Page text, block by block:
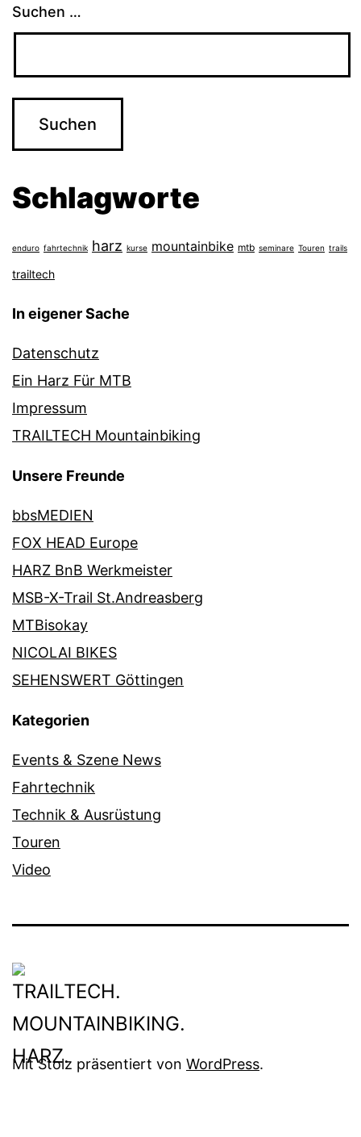
Suchen …
Schlagworte
enduro fahrtechnik harz kurse mountainbike mtb seminare Touren trails
trailtech
In eigener Sache
Datenschutz
Ein Harz Für MTB
Impressum
TRAILTECH Mountainbiking
Unsere Freunde
bbsMEDIEN
FOX HEAD Europe
HARZ BnB Werkmeister
MSB-X-Trail St.Andreasberg
MTBisokay
NICOLAI BIKES
SEHENSWERT Göttingen
Kategorien
Events & Szene News
Fahrtechnik
Technik & Ausrüstung
Touren
Video
Mit Stolz präsentiert von WordPress.